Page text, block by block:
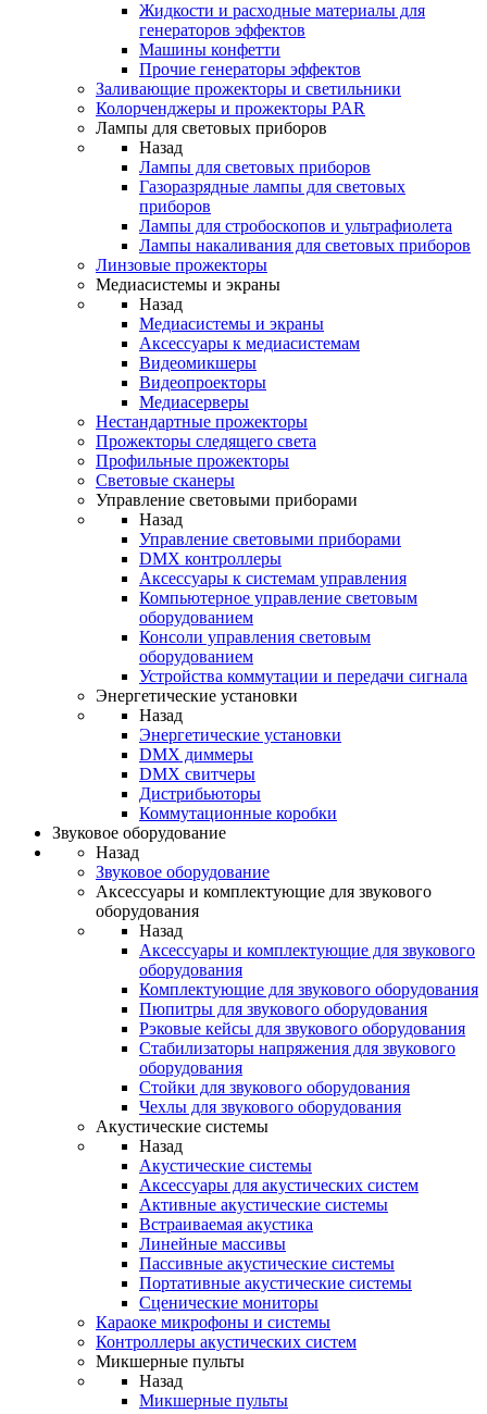
Жидкости и расходные материалы для
генераторов эффектов
Машины конфетти
Прочие генераторы эффектов
Заливающие прожекторы и светильники
Колорченджеры и прожекторы PAR
Лампы для световых приборов
Назад
Лампы для световых приборов
Газоразрядные лампы для световых
приборов
Лампы для стробоскопов и ультрафиолета
Лампы накаливания для световых приборов
Линзовые прожекторы
Медиасистемы и экраны
Назад
Медиасистемы и экраны
Аксессуары к медиасистемам
Видеомикшеры
Видеопроекторы
Медиасерверы
Нестандартные прожекторы
Прожекторы следящего света
Профильные прожекторы
Световые сканеры
Управление световыми приборами
Назад
Управление световыми приборами
DMX контроллеры
Аксессуары к системам управления
Компьютерное управление световым
оборудованием
Консоли управления световым
оборудованием
Устройства коммутации и передачи сигнала
Энергетические установки
Назад
Энергетические установки
DMX диммеры
DMX свитчеры
Дистрибьюторы
Коммутационные коробки
Звуковое оборудование
Назад
Звуковое оборудование
Аксессуары и комплектующие для звукового
оборудования
Назад
Аксессуары и комплектующие для звукового
оборудования
Комплектующие для звукового оборудования
Пюпитры для звукового оборудования
Рэковые кейсы для звукового оборудования
Стабилизаторы напряжения для звукового
оборудования
Стойки для звукового оборудования
Чехлы для звукового оборудования
Акустические системы
Назад
Акустические системы
Аксессуары для акустических систем
Активные акустические системы
Встраиваемая акустика
Линейные массивы
Пассивные акустические системы
Портативные акустические системы
Сценические мониторы
Караоке микрофоны и системы
Контроллеры акустических систем
Микшерные пульты
Назад
Микшерные пульты